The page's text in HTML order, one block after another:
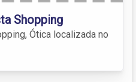
Shopping
Ótica localizada no